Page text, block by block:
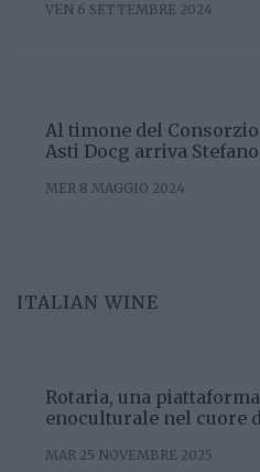
Riccardo Binda
VEN 6 SETTEMBRE 2024
Al timone del Consorzio
Asti Docg arriva Stefano
sinergia associativa e far
MER 8 MAGGIO 2024
ITALIAN WINE
Rotaria, una piattaforma
enoculturale nel cuore
MAR 25 NOVEMBRE 2025